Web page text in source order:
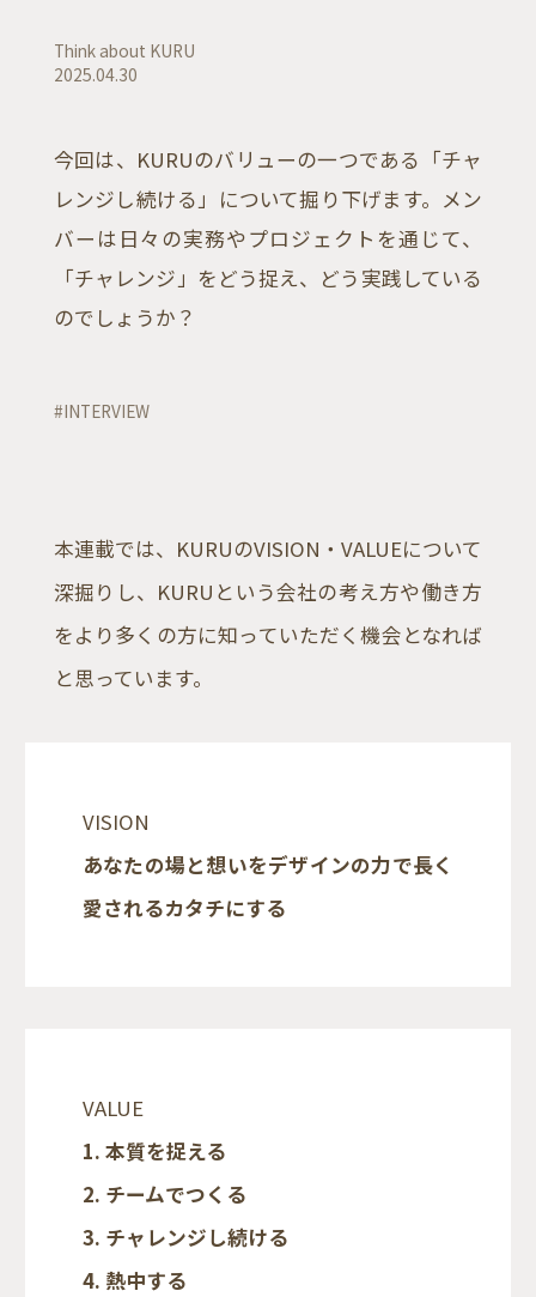
Think about KURU
2025.04.30
今回は、KURUのバリューの一つである「チャ
レンジし続ける」について掘り下げます。メン
バーは日々の実務やプロジェクトを通じて、
「チャレンジ」をどう捉え、どう実践している
のでしょうか？
#INTERVIEW
本連載では、KURUのVISION・VALUEについて
深掘りし、KURUという会社の考え方や働き方
をより多くの方に知っていただく機会となれば
と思っています。
VISION
あなたの場と想いをデザインの力で長く
愛されるカタチにする
VALUE
1. 本質を捉える
2. チームでつくる
3. チャレンジし続ける
4. 熱中する